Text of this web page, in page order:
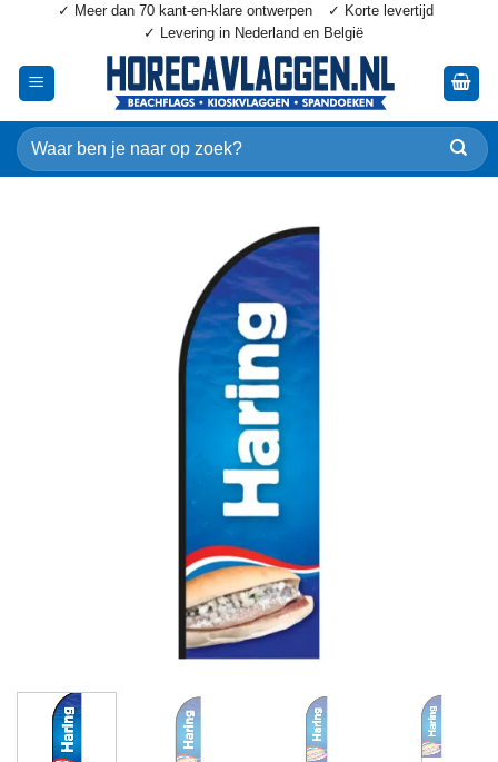
inhoud
✓ Meer dan 70 kant-en-klare ontwerpen
✓ Korte levertijd
✓ Levering in Nederland en België
Zoeken
naar: